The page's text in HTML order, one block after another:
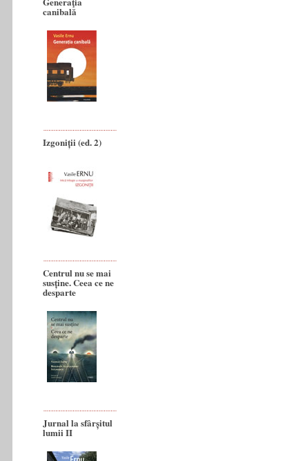
canibală
Izgoniții (ed. 2)
Centrul nu se mai
susține. Ceea ce ne
desparte
Jurnal la sfârșitul
lumii II